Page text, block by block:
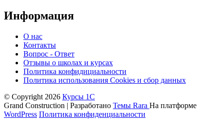
Информация
О нас
Контакты
Вопрос - Ответ
Отзывы о школах и курсах
Политика конфидициальности
Политика использования Cookies и сбор данных
© Copyright 2026 Курсы 1С
Grand Construction | Разработано Темы Rara На платформе
WordPress Политика конфиденциальности